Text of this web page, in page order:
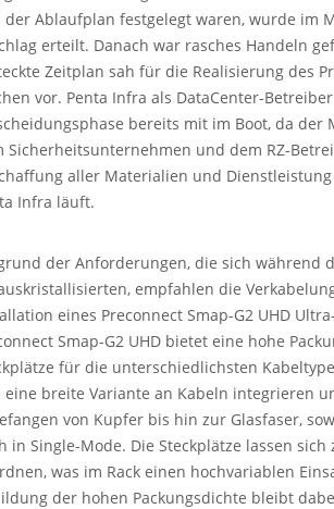
der Ablaufplan festgelegt waren, wurde im
erteilt. Danach war rasches Handeln
Zeitplan sah für die Realisierung des
vor. Penta Infra als DataCenter-
bereits mit im Boot, da der
Sicherheitsunternehmen und dem RZ-
aller Materialien und
Infra läuft.
der Anforderungen, die sich während
empfahlen die
eines Preconnect Smap-G2 UHD
Smap-G2 UHD bietet eine hohe
für die unterschiedlichsten
eine breite Variante an Kabeln integrieren
von Kupfer bis hin zur Glasfaser,
in Single-Mode. Die Steckplätze lassen
was im Rack einen hochvariablen
der hohen Packungsdichte bleibt